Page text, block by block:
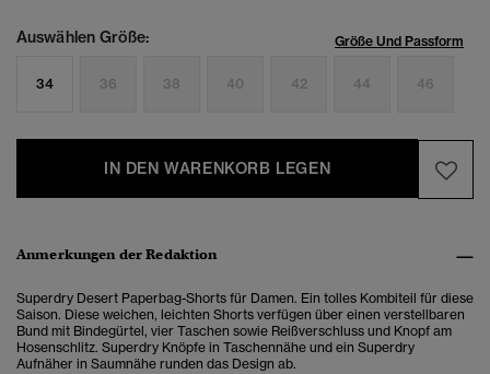
Auswählen Größe: Größe Und Passform
34 36 38 40 42 44 46
IN DEN WARENKORB LEGEN
Anmerkungen der Redaktion
Superdry Desert Paperbag-Shorts für Damen. Ein tolles Kombiteil für diese
Saison. Diese weichen, leichten Shorts verfügen über einen verstellbaren
Bund mit Bindegürtel, vier Taschen sowie Reißverschluss und Knopf am
Hosenschlitz. Superdry Knöpfe in Taschennähe und ein Superdry
Aufnäher in Saumnähe runden das Design ab.